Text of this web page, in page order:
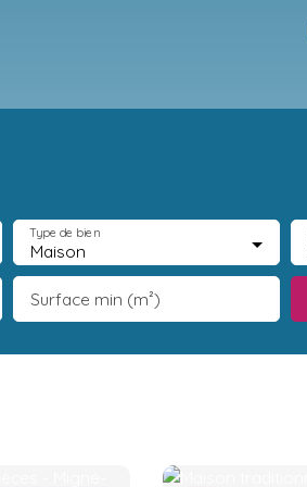
Maison
Type de bien
Surface min (m²)